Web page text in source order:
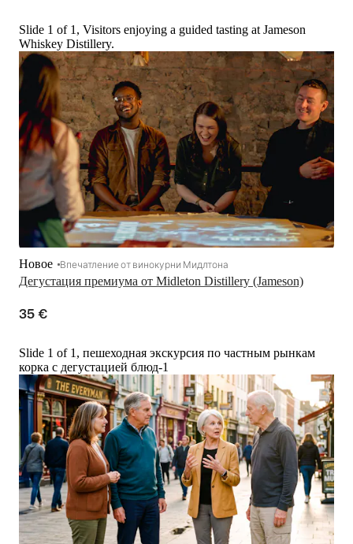
Slide 1 of 1, Visitors enjoying a guided tasting at Jameson
Whiskey Distillery.
Дегустация премиума от Midleton Distillery (Jameson)
Новое Впечатление от винокурни Мидлтона
35 €
Slide 1 of 1, пешеходная экскурсия по частным рынкам
корка с дегустацией блюд-1